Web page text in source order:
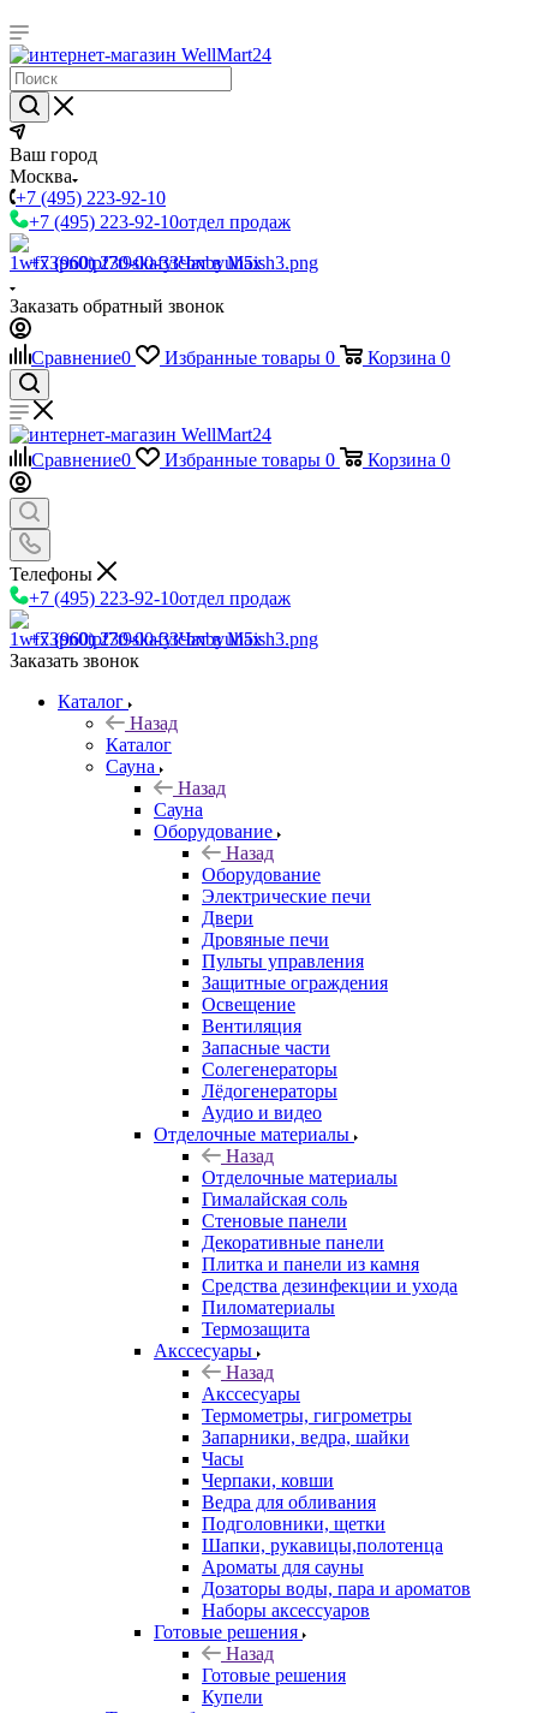
Ваш город
Москва
+7 (495) 223-92-10
+7 (495) 223-92-10отдел продаж
+7 (960) 230-00-33Чат в Max
Заказать обратный звонок
Сравнение0 Избранные товары 0 Корзина 0
Сравнение0 Избранные товары 0 Корзина 0
Телефоны
+7 (495) 223-92-10отдел продаж
+7 (960) 230-00-33Чат в Max
Заказать звонок
Каталог
Назад
Каталог
Сауна
Назад
Сауна
Оборудование
Назад
Оборудование
Электрические печи
Двери
Дровяные печи
Пульты управления
Защитные ограждения
Освещение
Вентиляция
Запасные части
Солегенераторы
Лёдогенераторы
Аудио и видео
Отделочные материалы
Назад
Отделочные материалы
Гималайская соль
Стеновые панели
Декоративные панели
Плитка и панели из камня
Средства дезинфекции и ухода
Пиломатериалы
Термозащита
Аксcесуары
Назад
Аксcесуары
Термометры, гигрометры
Запарники, ведра, шайки
Часы
Черпаки, ковши
Ведра для обливания
Подголовники, щетки
Шапки, рукавицы,полотенца
Ароматы для сауны
Дозаторы воды, пара и ароматов
Наборы аксессуаров
Готовые решения
Назад
Готовые решения
Купели